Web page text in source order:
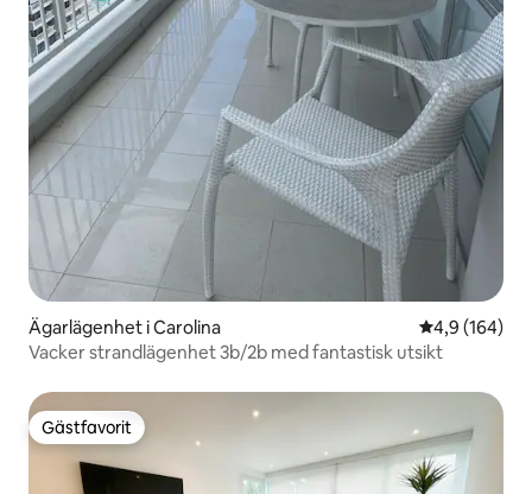
Ägarlägenhet i Carolina 4,9 av 5 i
4,9 (164)
Vacker strandlägenhet 3b/2b med fantastisk utsikt
Gästfavorit
Gästfavorit